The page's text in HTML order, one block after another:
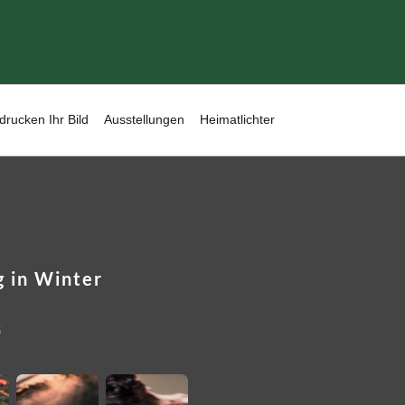
Ihr Bild Ausstellungen Heimatlichter
in Winter